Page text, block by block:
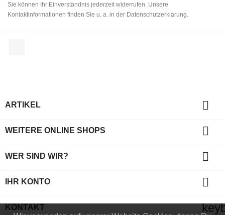
Sie können Ihr Einverständnis jederzeit widerrufen. Unsere
Kontaktinformationen finden Sie u. a. in der Datenschutzerklärung.
ARTIKEL 
WEITERE ONLINE SHOPS 
WER SIND WIR? 
IHR KONTO 
KONTAKT